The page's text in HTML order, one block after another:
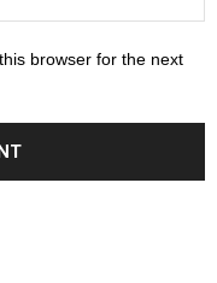
browser for the next